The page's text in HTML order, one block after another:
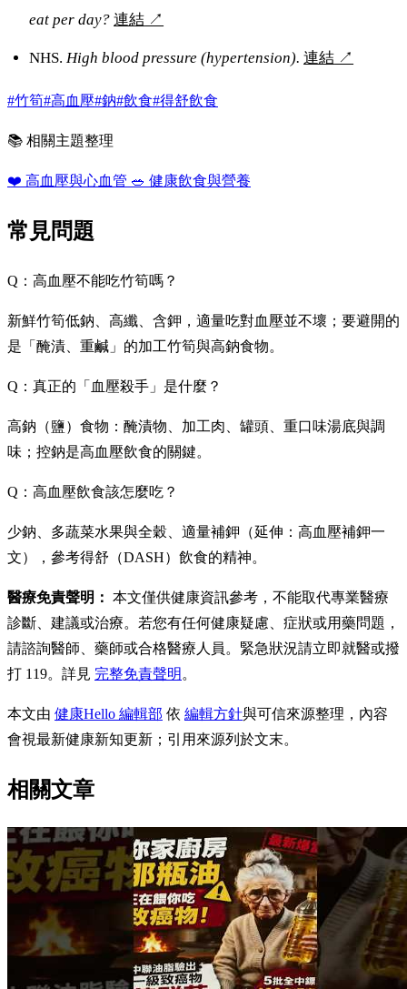
eat per day? 連結 ↗
NHS.High blood pressure (hypertension). 連結 ↗
#竹筍#高血壓#鈉#飲食#得舒飲食
📚 相關主題整理
❤️ 高血壓與心血管 🥗 健康飲食與營養
常見問題
Q：高血壓不能吃竹筍嗎？
新鮮竹筍低鈉、高纖、含鉀，適量吃對血壓並不壞；要避開的
是「醃漬、重鹹」的加工竹筍與高鈉食物。
Q：真正的「血壓殺手」是什麼？
高鈉（鹽）食物：醃漬物、加工肉、罐頭、重口味湯底與調
味；控鈉是高血壓飲食的關鍵。
Q：高血壓飲食該怎麼吃？
少鈉、多蔬菜水果與全穀、適量補鉀（延伸：高血壓補鉀一
文），參考得舒（DASH）飲食的精神。
醫療免責聲明： 本文僅供健康資訊參考，不能取代專業醫療
診斷、建議或治療。若您有任何健康疑慮、症狀或用藥問題，
請諮詢醫師、藥師或合格醫療人員。緊急狀況請立即就醫或撥
打 119。詳見 完整免責聲明 。
本文由 健康Hello 編輯部 依 編輯方針與可信來源整理，內容
會視最新健康新知更新；引用來源列於文末。
相關文章